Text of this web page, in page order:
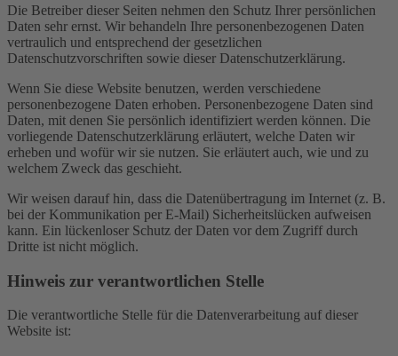
Die Betreiber dieser Seiten nehmen den Schutz Ihrer persönlichen
Daten sehr ernst. Wir behandeln Ihre personenbezogenen Daten
vertraulich und entsprechend der gesetzlichen
Datenschutzvorschriften sowie dieser Datenschutzerklärung.
Wenn Sie diese Website benutzen, werden verschiedene
personenbezogene Daten erhoben. Personenbezogene Daten sind
Daten, mit denen Sie persönlich identifiziert werden können. Die
vorliegende Datenschutzerklärung erläutert, welche Daten wir
erheben und wofür wir sie nutzen. Sie erläutert auch, wie und zu
welchem Zweck das geschieht.
Wir weisen darauf hin, dass die Datenübertragung im Internet (z. B.
bei der Kommunikation per E-Mail) Sicherheitslücken aufweisen
kann. Ein lückenloser Schutz der Daten vor dem Zugriff durch
Dritte ist nicht möglich.
Hinweis zur verantwortlichen Stelle
Die verantwortliche Stelle für die Datenverarbeitung auf dieser
Website ist: